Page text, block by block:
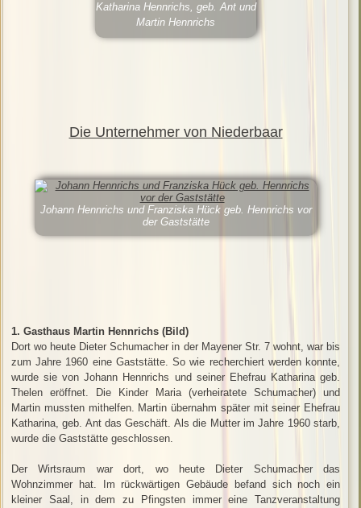
Katharina Hennrichs, geb. Ant und
Martin Hennrichs
Die Unternehmer von Niederbaar
Johann Hennrichs und Franziska Hück geb. Hennrichs vor
der Gaststätte
1. Gasthaus Martin Hennrichs (Bild)
Dort wo heute Dieter Schumacher in der Mayener Str. 7 wohnt, war bis
zum Jahre 1960 eine Gaststätte. So wie recherchiert werden konnte,
wurde sie von Johann Hennrichs und seiner Ehefrau Katharina geb.
Thelen eröffnet. Die Kinder Maria (verheiratete Schumacher) und
Martin mussten mithelfen. Martin übernahm später mit seiner Ehefrau
Katharina, geb. Ant das Geschäft. Als die Mutter im Jahre 1960 starb,
wurde die Gaststätte geschlossen.
Der Wirtsraum war dort, wo heute Dieter Schumacher das
Wohnzimmer hat. Im rückwärtigen Gebäude befand sich noch ein
kleiner Saal, in dem zu Pfingsten immer eine Tanzveranstaltung